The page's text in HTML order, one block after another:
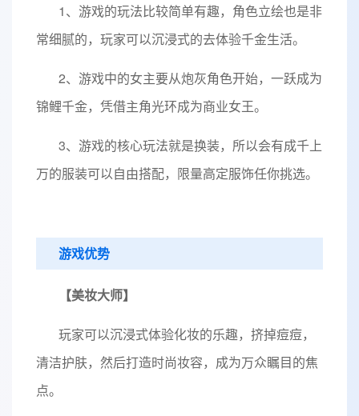
1、游戏的玩法比较简单有趣，角色立绘也是非
常细腻的，玩家可以沉浸式的去体验千金生活。
2、游戏中的女主要从炮灰角色开始，一跃成为
锦鲤千金，凭借主角光环成为商业女王。
3、游戏的核心玩法就是换装，所以会有成千上
万的服装可以自由搭配，限量高定服饰任你挑选。
游戏优势
【美妆大师】
玩家可以沉浸式体验化妆的乐趣，挤掉痘痘，
清洁护肤，然后打造时尚妆容，成为万众瞩目的焦
点。